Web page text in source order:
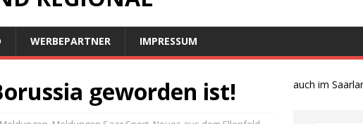
WERBEPARTNER IMPRESSUM
geworden ist!Bauernproteste auch im Saarland